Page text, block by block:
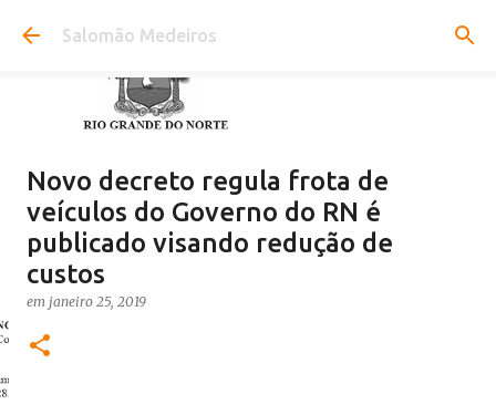
Pular para o conteúdo principal
Salomão Medeiros
Novo decreto regula frota de
veículos do Governo do RN é
publicado visando redução de
custos
em janeiro 25, 2019